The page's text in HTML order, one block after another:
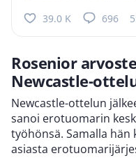
39.0 K 696
Rosenior
Newcastle-
Newcastle-ottelun
sanoi erotuomarin
työhönsä. Samalla hän
asiasta